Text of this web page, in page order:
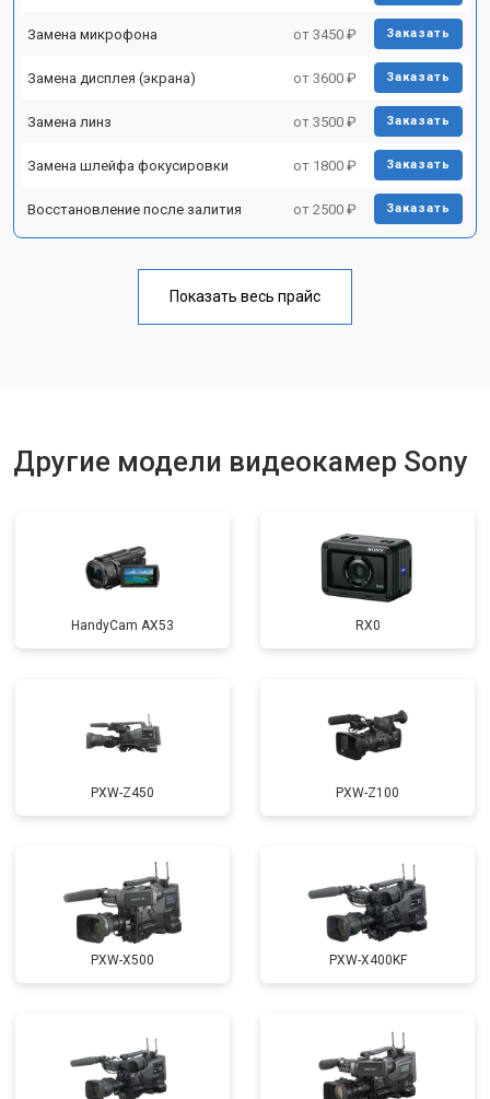
Замена микрофона от 3450 ₽ Заказать
Замена дисплея (экрана) от 3600 ₽ Заказать
Замена линз от 3500 ₽ Заказать
Замена шлейфа фокусировки от 1800 ₽ Заказать
Восстановление после залития от 2500 ₽ Заказать
Показать весь прайс
Другие модели видеокамер Sony
HandyCam AX53 RX0
PXW-Z450 PXW-Z100
PXW-X500 PXW-X400KF